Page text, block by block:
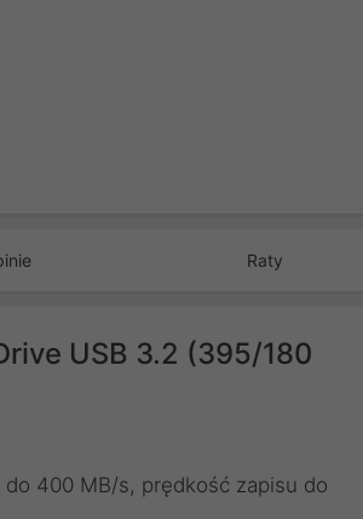
Raty
USB 3.2 (395/180
400 MB/s, prędkość zapisu do